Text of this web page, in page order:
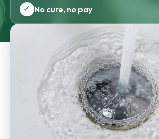
✓ No cure, no pay